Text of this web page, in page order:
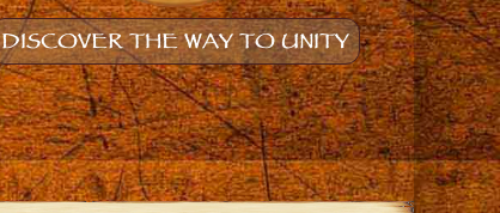
DISCOVER THE WAY TO UNITY